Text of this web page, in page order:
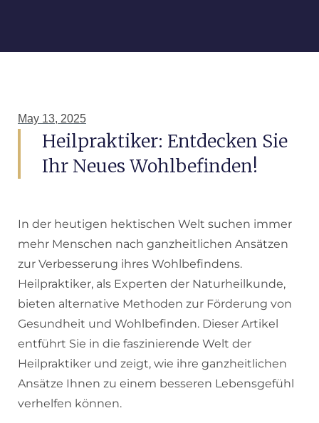
May 13, 2025
Heilpraktiker: Entdecken Sie
Ihr Neues Wohlbefinden!
In der heutigen hektischen Welt suchen immer
mehr Menschen nach ganzheitlichen Ansätzen
zur Verbesserung ihres Wohlbefindens.
Heilpraktiker, als Experten der Naturheilkunde,
bieten alternative Methoden zur Förderung von
Gesundheit und Wohlbefinden. Dieser Artikel
entführt Sie in die faszinierende Welt der
Heilpraktiker und zeigt, wie ihre ganzheitlichen
Ansätze Ihnen zu einem besseren Lebensgefühl
verhelfen können.